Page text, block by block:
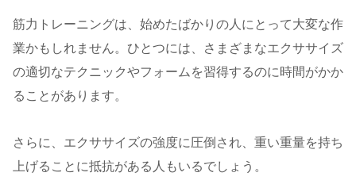
筋力トレーニングは、始めたばかりの人にとって大変な作
業かもしれません。ひとつには、さまざまなエクササイズ
の適切なテクニックやフォームを習得するのに時間がかか
ることがあります。
さらに、エクササイズの強度に圧倒され、重い重量を持ち
上げることに抵抗がある人もいるでしょう。